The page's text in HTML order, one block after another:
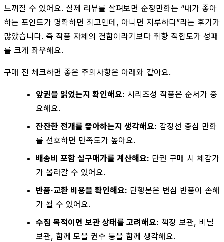
느껴질 수 있어요. 실제 리뷰를 살펴보면 순정만화는 “내가 좋아
하는 포인트가 명확하면 최고인데, 아니면 지루하다”라는 후기가
많았습니다. 즉 작품 자체의 결함이라기보다 취향 적합도가 성패
를 크게 좌우해요.
구매 전 체크하면 좋은 주의사항은 아래와 같아요.
앞권을 읽었는지 확인해요: 시리즈성 작품은 순서가 중
요해요.
잔잔한 전개를 좋아하는지 생각해요: 감정선 중심 만화
를 선호하면 만족도가 높아요.
배송비 포함 실구매가를 계산해요: 단권 구매 시 체감가
가 올라갈 수 있어요.
반품·교환 비용을 확인해요: 단행본은 변심 반품이 손해
가 될 수 있어요.
수집 목적이면 보관 상태를 고려해요: 책장 보관, 비닐
보관, 함께 모을 권수 등을 함께 생각해요.